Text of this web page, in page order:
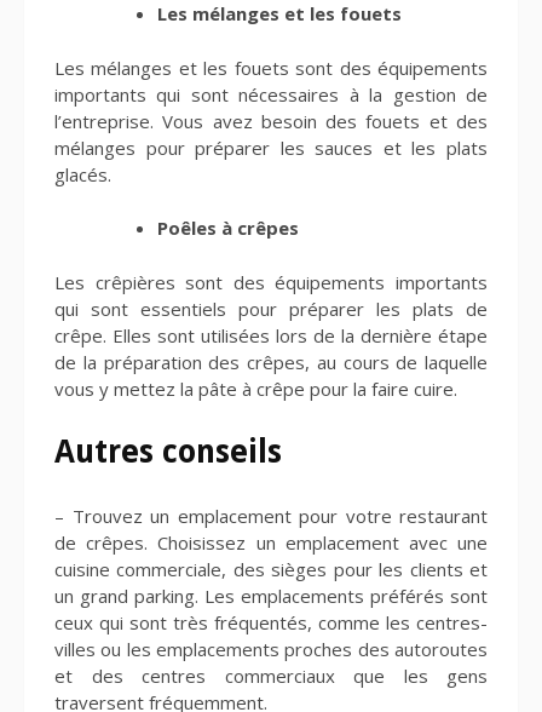
Les mélanges et les fouets
Les mélanges et les fouets sont des équipements
importants qui sont nécessaires à la gestion de
l’entreprise. Vous avez besoin des fouets et des
mélanges pour préparer les sauces et les plats
glacés.
Poêles à crêpes
Les crêpières sont des équipements importants
qui sont essentiels pour préparer les plats de
crêpe. Elles sont utilisées lors de la dernière étape
de la préparation des crêpes, au cours de laquelle
vous y mettez la pâte à crêpe pour la faire cuire.
Autres conseils
– Trouvez un emplacement pour votre restaurant
de crêpes. Choisissez un emplacement avec une
cuisine commerciale, des sièges pour les clients et
un grand parking. Les emplacements préférés sont
ceux qui sont très fréquentés, comme les centres-
villes ou les emplacements proches des autoroutes
et des centres commerciaux que les gens
traversent fréquemment.